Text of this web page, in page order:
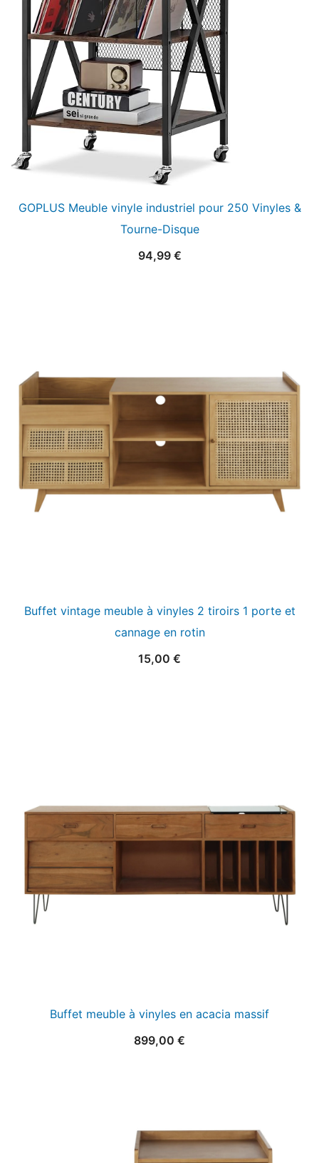
GOPLUS Meuble vinyle industriel pour 250 Vinyles &
Tourne-Disque
94,99 €
Buffet vintage meuble à vinyles 2 tiroirs 1 porte et
cannage en rotin
15,00 €
Buffet meuble à vinyles en acacia massif
899,00 €